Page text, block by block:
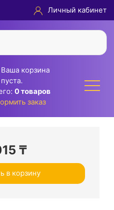
Личный кабинет
Ваша корзина
пуста.
0 товаров
заказ
₸
в корзину